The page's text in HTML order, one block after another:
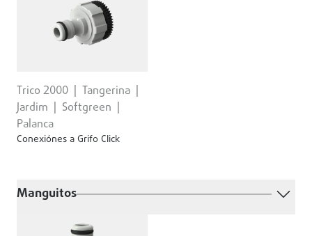
Trico 2000
Tangerina
Jardim
Softgreen
Palanca
Conexiónes a Grifo Click
Manguitos